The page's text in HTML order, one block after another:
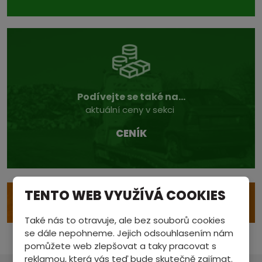
Podívejte se také na...
aktuální ceny v sekci
CENÍK
eVÝKUP S ODVOZEM
TENTO WEB VYUŽÍVÁ COOKIES
Také nás to otravuje, ale bez souborů cookies
se dále nepohneme. Jejich odsouhlasením nám
pomůžete web zlepšovat a taky pracovat s
reklamou, která vás teď bude skutečně zajímat.